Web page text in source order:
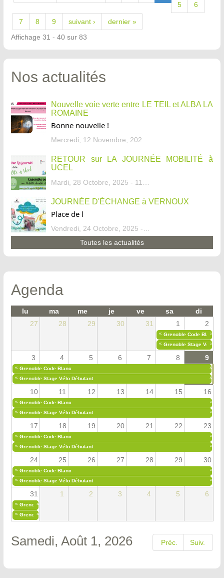
5
6
7 8 9 suivant ›
dernier »
Affichage 31 - 40 sur 83
Nos actualités
Nouvelle voie verte entre LE TEIL et ALBA LA
ROMAINE
Bonne nouvelle !
Mercredi, 12 Novembre, 2025 - 13:34
RETOUR sur LA JOURNÉE MOBILITÉ à
UCEL
Mardi, 28 Octobre, 2025 - 11:46
JOURNÉE D'ÉCHANGE à VERNOUX
Place de l
Vendredi, 24 Octobre, 2025 - 13:07
Toutes les actualités
Agenda
lu ma me je ve sa
di
27
28 29 30 31 1 2
« Grenoble Code Blanc
»
« Grenoble Stage Vélo
»
3 4 5 6 7 8 9
« Grenoble Code Blanc
»
« Grenoble Stage Vélo Débutant »
10 11 12 13 14 15 16
« Grenoble Code Blanc
»
« Grenoble Stage Vélo Débutant »
17 18 19 20 21 22 23
« Grenoble Code Blanc
»
« Grenoble Stage Vélo Débutant »
24 25 26 27 28 29 30
« Grenoble Code Blanc
»
« Grenoble Stage Vélo Débutant »
31 1 2 3 4 5 6
« Grenoble Code Blanc
»
« Grenoble Stage Vélo Débutant
»
Préc. Suiv.
Samedi, Août 1, 2026